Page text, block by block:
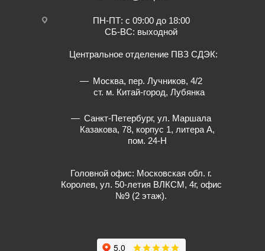
ПН-ПТ: с 09:00 до 18:00
СБ-ВС: выходной
Центральное отделение ПВЗ СДЭК:
Москва, пер. Лучников, 4/2
ст. м. Китай-город, Лубянка
Санкт-Петербург, ул. Маршала
Казакова, 78, корпус 1, литера А,
пом. 24-Н
Головной офис: Московская обл. г.
Королев, ул. 50-летия ВЛКСМ, 4г, офис
№9 (2 этаж).